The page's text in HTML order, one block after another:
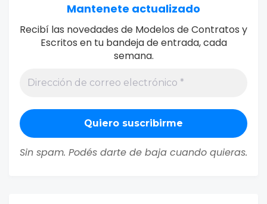
Mantenete actualizado
Recibí las novedades de Modelos de Contratos y
Escritos en tu bandeja de entrada, cada
semana.
Sin spam. Podés darte de baja cuando quieras.